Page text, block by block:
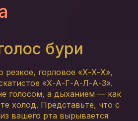
бури
резкое, горловое «Х-Х-Х»,
«Х-А-Г-А-Л-А-З».
голосом, а дыханием — как
холод. Представьте, что с
вашего рта вырывается